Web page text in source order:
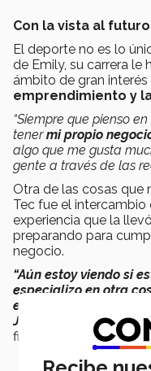
Con la vista al futuro
El deporte no es lo
de Emily, su carrera le
ámbito de gran interés
emprendimiento y
“Siempre que pienso
tenermi propio
algo que me gusta
gente a través de las
Otra de las cosas que
Tec fue el intercambio
experiencia que la
preparando para
negocio.
“Aún estoy viendo si
especializo en otra
extrañar mucho el
Jubileo, pasar tiempo
finalizó.